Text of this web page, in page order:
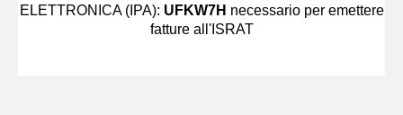
ELETTRONICA (IPA): UFKW7H necessario per emettere
fatture all'ISRAT